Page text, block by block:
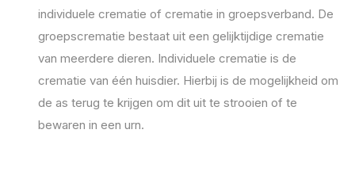
individuele crematie of crematie in groepsverband. De
groepscrematie bestaat uit een gelijktijdige crematie
van meerdere dieren. Individuele crematie is de
crematie van één huisdier. Hierbij is de mogelijkheid om
de as terug te krijgen om dit uit te strooien of te
bewaren in een urn.